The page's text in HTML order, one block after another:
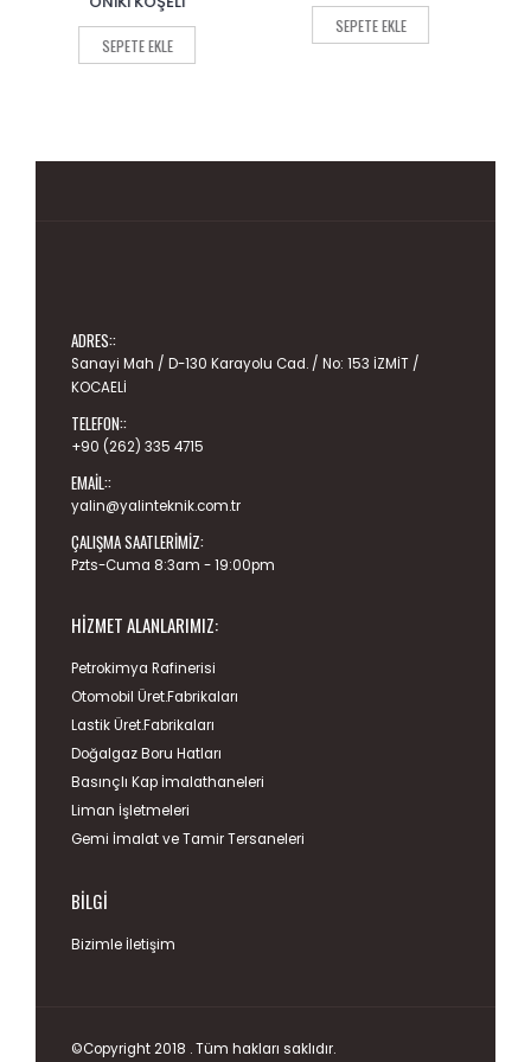
of
5SEPETE EKLE
of
5
SEPETE EKLE
ADRES::
Sanayi Mah / D-130 Karayolu Cad. / No: 153 İZMİT /
KOCAELİ
TELEFON::
+90 (262) 335 4715
EMAIL::
yalin@yalinteknik.com.tr
ÇALIŞMA SAATLERIMIZ:
Pzts-Cuma 8:3am - 19:00pm
HIZMET ALANLARIMIZ:
Petrokimya Rafinerisi
Otomobil Üret.Fabrikaları
Lastik Üret.Fabrikaları
Doğalgaz Boru Hatları
Basınçlı Kap İmalathaneleri
Liman İşletmeleri
Gemi İmalat ve Tamir Tersaneleri
BILGI
Bizimle İletişim
©Copyright 2018 . Tüm hakları saklıdır.